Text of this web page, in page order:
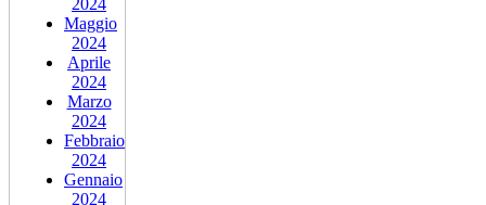
Maggio
2024
Aprile
2024
Marzo
2024
Febbraio
2024
Gennaio
2024